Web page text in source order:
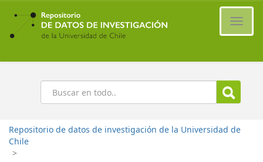
Ir
contenido
principal
Buscar
Repositorio de datos de investigación de la Universidad de
Chile
>